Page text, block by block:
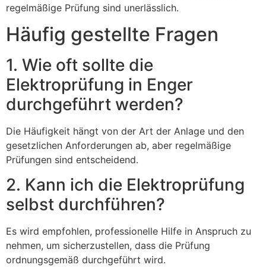
regelmäßige Prüfung sind unerlässlich.
Häufig gestellte Fragen
1. Wie oft sollte die
Elektroprüfung in Enger
durchgeführt werden?
Die Häufigkeit hängt von der Art der Anlage und den
gesetzlichen Anforderungen ab, aber regelmäßige
Prüfungen sind entscheidend.
2. Kann ich die Elektroprüfung
selbst durchführen?
Es wird empfohlen, professionelle Hilfe in Anspruch zu
nehmen, um sicherzustellen, dass die Prüfung
ordnungsgemäß durchgeführt wird.